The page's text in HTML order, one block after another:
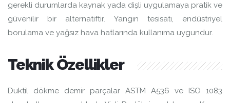
gerekli durumlarda kaynak yada dişli uygulamaya pratik ve
güvenilir bir alternatiftir. Yangın tesisatı, endüstriyel
borulama ve yağsız hava hatlarında kullanıma uygundur.
Teknik Özellikler
Duktil dökme demir parçalar ASTM A536 ve ISO 1083